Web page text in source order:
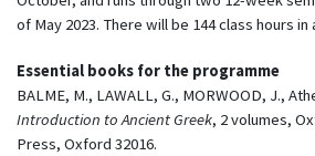
of May 2023. There will be 144 class hours in
Essential books for the programme
BALME, M., LAWALL, G., MORWOOD, J.,
Introduction to Ancient Greek, 2 volumes,
Press, Oxford 32016.